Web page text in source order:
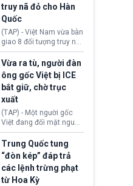
phạm xuyên quốc gia đã
dựng lên mạng lưới hoạt
động tại Việt Nam và
Lào, lôi kéo hàng nghìn
người tham gia, luân
chuyển dòng tiền qua
nhiều lớp tài khoản. Sau
hơn 2 tuần phối hợp truy
xét, lực lượng chức năng
hai nước đã bắt giữ 171
truy nã đỏ cho Hàn
Quốc
(TAP) - Việt Nam vừa bàn
giao 8 đối tượng truy nã
đỏ Interpol cho lực lượng
chức năng Hàn Quốc.
Nhóm này bị xác định
lừa đảo 619 nạn nhân,
chiếm đoạt hơn 17,7 tỷ
KRW.
Vừa ra tù, người đàn
ông gốc Việt bị ICE
bắt giữ, chờ trục
xuất
(TAP) - Một người gốc
Việt đang đối mặt nguy
cơ bị trục xuất khỏi Hoa
Kỳ sau khi đã chấp hành
xong bản án liên quan
đến tội ác từ hơn 30
năm trước tại California.
Trung Quốc tung
“đòn kép” đáp trả
các lệnh trừng phạt
từ Hoa Kỳ